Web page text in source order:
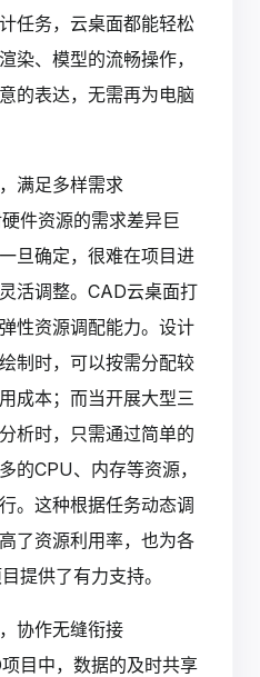
任务，云桌面都能轻松
染、模型的流畅操作，
的表达，无需再为电脑
满足多样需求
件资源的需求差异巨
旦确定，很难在项目进
活调整。CAD云桌面打
性资源调配能力。设计
制时，可以按需分配较
成本；而当开展大型三
析时，只需通过简单的
的CPU、内存等资源，
。这种根据任务动态调
了资源利用率，也为各
提供了有力支持。
协作无缝衔接
目中，数据的及时共享